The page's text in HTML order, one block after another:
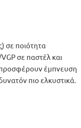
σε ποιότητα
σε παστέλ και
έμπνευση
πιο ελκυστικά.